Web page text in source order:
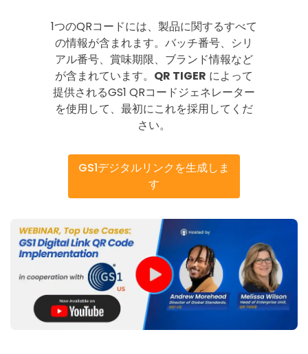
1つのQRコードには、製品に関するすべて
の情報が含まれます。バッチ番号、シリ
アル番号、賞味期限、ブランド情報など
が含まれています。 QR TIGER によって
提供されるGS1 QRコードジェネレーター
を使用して、最初にこれを採用してくだ
さい。
GS1デジタルリンクを生成しま
す